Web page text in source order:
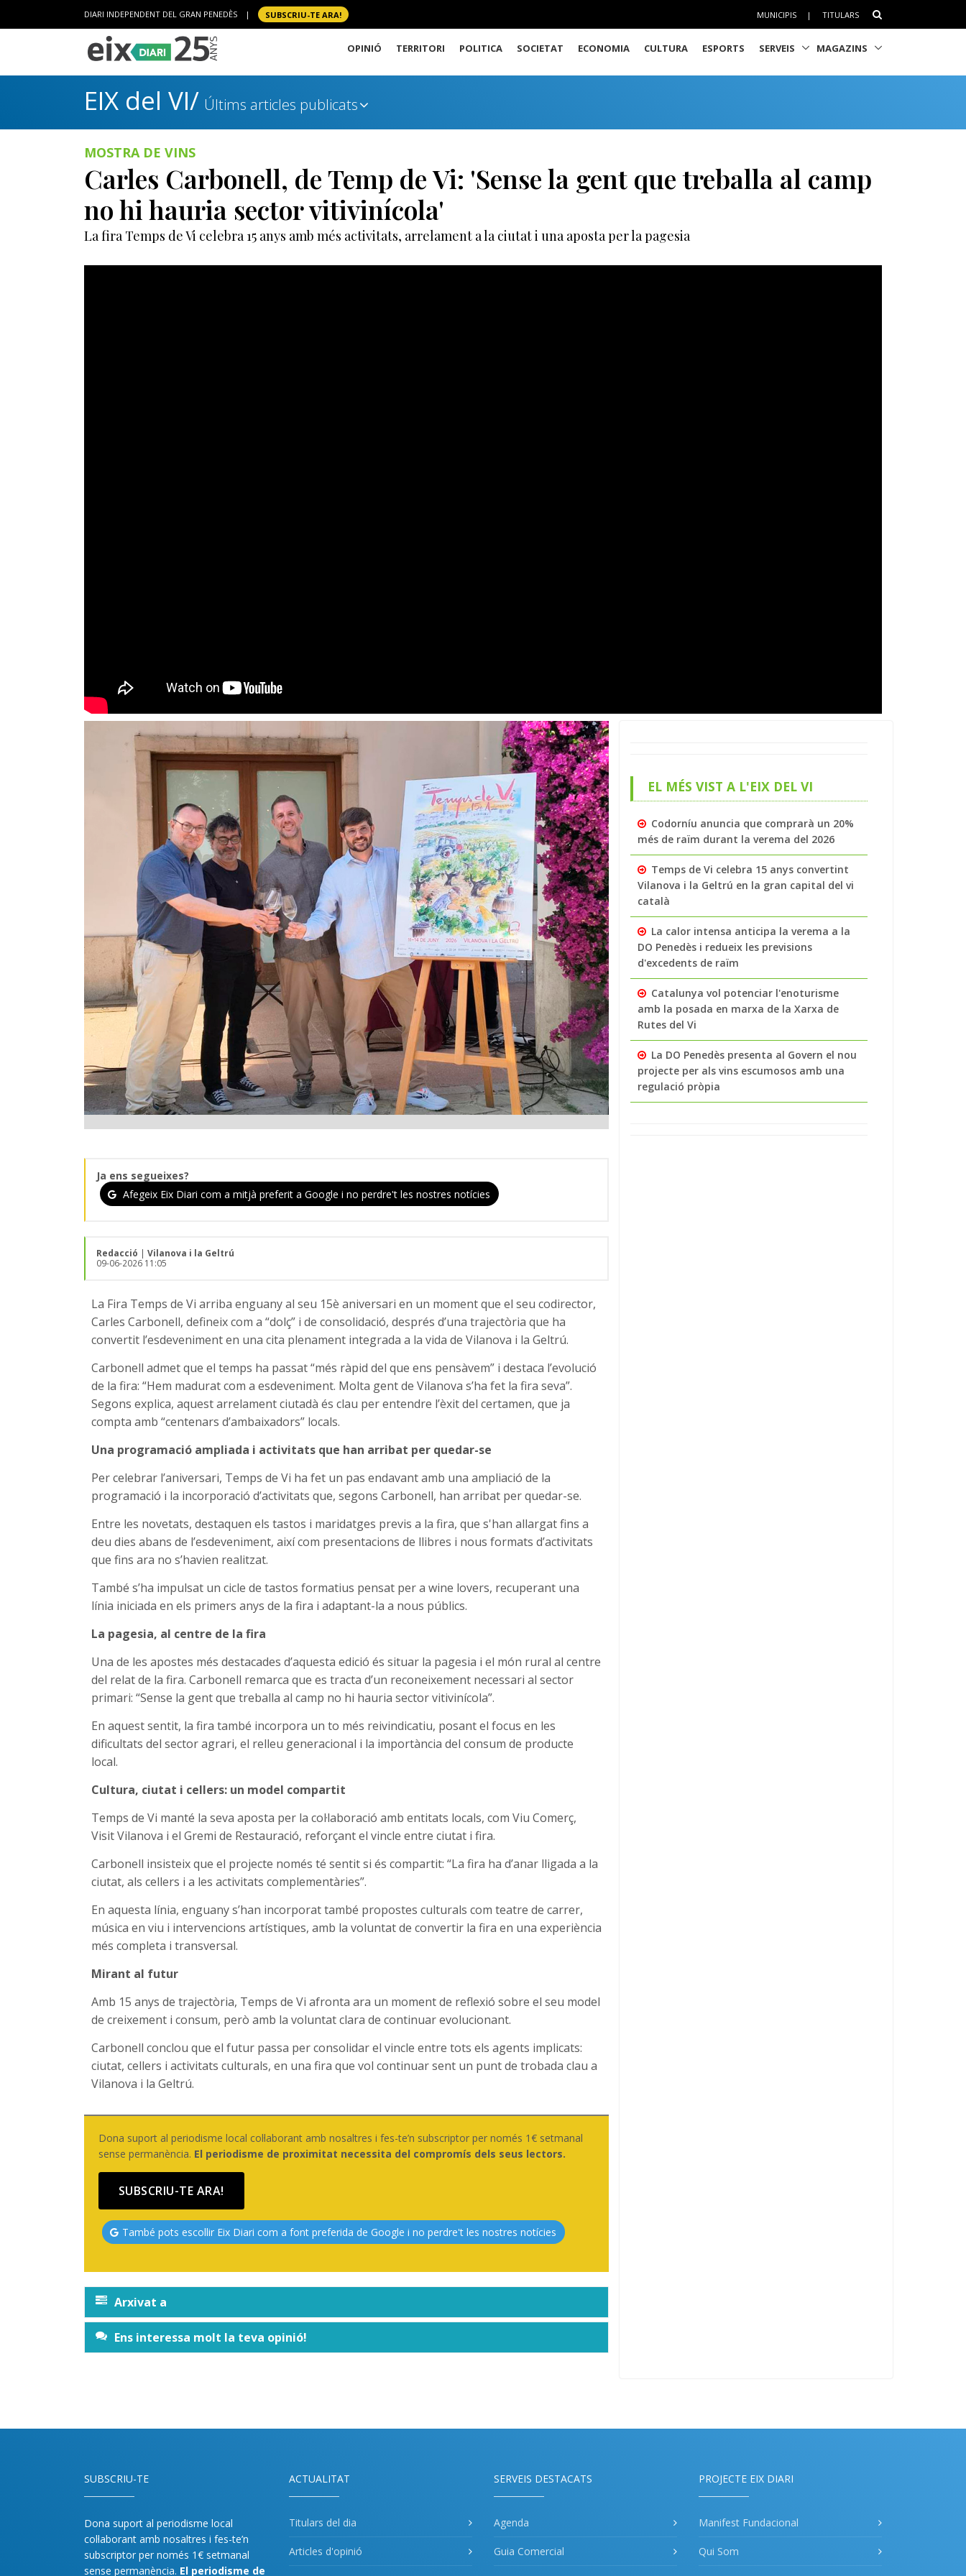
DIARI INDEPENDENT DEL GRAN PENEDÈS | SUBSCRIU-TE ARA! MUNICIPIS | TITULARS
OPINIÓ TERRITORI POLITICA SOCIETAT ECONOMIA CULTURA ESPORTS SERVEIS MAGAZINS
EIX del VI/ Últims articles publicats
MOSTRA DE VINS
Carles Carbonell, de Temp de Vi: 'Sense la gent que treballa al camp
no hi hauria sector vitivinícola'
La fira Temps de Vi celebra 15 anys amb més activitats, arrelament a la ciutat i una aposta per la pagesia
Ja ens segueixes?
Afegeix Eix Diari com a mitjà preferit a Google i no perdre't les nostres notícies
Redacció | Vilanova i la Geltrú
09-06-2026 11:05
La Fira Temps de Vi arriba enguany al seu 15è aniversari en un moment que el seu codirector,
Carles Carbonell, defineix com a “dolç” i de consolidació, després d’una trajectòria que ha
convertit l’esdeveniment en una cita plenament integrada a la vida de Vilanova i la Geltrú.
Carbonell admet que el temps ha passat “més ràpid del que ens pensàvem” i destaca l’evolució
de la fira: “Hem madurat com a esdeveniment. Molta gent de Vilanova s’ha fet la fira seva”.
Segons explica, aquest arrelament ciutadà és clau per entendre l’èxit del certamen, que ja
compta amb “centenars d’ambaixadors” locals.
Una programació ampliada i activitats que han arribat per quedar-se
Per celebrar l’aniversari, Temps de Vi ha fet un pas endavant amb una ampliació de la
programació i la incorporació d’activitats que, segons Carbonell, han arribat per quedar-se.
Entre les novetats, destaquen els tastos i maridatges previs a la fira, que s'han allargat fins a
deu dies abans de l’esdeveniment, així com presentacions de llibres i nous formats d’activitats
que fins ara no s’havien realitzat.
També s’ha impulsat un cicle de tastos formatius pensat per a wine lovers, recuperant una
línia iniciada en els primers anys de la fira i adaptant-la a nous públics.
La pagesia, al centre de la fira
Una de les apostes més destacades d’aquesta edició és situar la pagesia i el món rural al centre
del relat de la fira. Carbonell remarca que es tracta d’un reconeixement necessari al sector
primari: “Sense la gent que treballa al camp no hi hauria sector vitivinícola”.
En aquest sentit, la fira també incorpora un to més reivindicatiu, posant el focus en les
dificultats del sector agrari, el relleu generacional i la importància del consum de producte
local.
Cultura, ciutat i cellers: un model compartit
Temps de Vi manté la seva aposta per la col·laboració amb entitats locals, com Viu Comerç,
Visit Vilanova i el Gremi de Restauració, reforçant el vincle entre ciutat i fira.
Carbonell insisteix que el projecte només té sentit si és compartit: “La fira ha d’anar lligada a la
ciutat, als cellers i a les activitats complementàries”.
En aquesta línia, enguany s’han incorporat també propostes culturals com teatre de carrer,
música en viu i intervencions artístiques, amb la voluntat de convertir la fira en una experiència
més completa i transversal.
Mirant al futur
Amb 15 anys de trajectòria, Temps de Vi afronta ara un moment de reflexió sobre el seu model
de creixement i consum, però amb la voluntat clara de continuar evolucionant.
Carbonell conclou que el futur passa per consolidar el vincle entre tots els agents implicats:
ciutat, cellers i activitats culturals, en una fira que vol continuar sent un punt de trobada clau a
Vilanova i la Geltrú.
Dona suport al periodisme local col·laborant amb nosaltres i fes-te’n subscriptor per només 1€ setmanal
sense permanència. El periodisme de proximitat necessita del compromís dels seus lectors.
SUBSCRIU-TE ARA!
També pots escollir Eix Diari com a font preferida de Google i no perdre't les nostres notícies
Arxivat a
Ens interessa molt la teva opinió!
EL MÉS VIST A L'EIX DEL VI
Codorníu anuncia que comprarà un 20%
més de raïm durant la verema del 2026
Temps de Vi celebra 15 anys convertint
Vilanova i la Geltrú en la gran capital del vi
català
La calor intensa anticipa la verema a la
DO Penedès i redueix les previsions
d'excedents de raïm
Catalunya vol potenciar l'enoturisme
amb la posada en marxa de la Xarxa de
Rutes del Vi
La DO Penedès presenta al Govern el nou
projecte per als vins escumosos amb una
regulació pròpia
SUBSCRIU-TE
Dona suport al periodisme local
col·laborant amb nosaltres i fes-te’n
subscriptor per només 1€ setmanal
sense permanència. El periodisme de
ACTUALITAT
Titulars del dia
Articles d'opinió
SERVEIS DESTACATS
Agenda
Guia Comercial
PROJECTE EIX DIARI
Manifest Fundacional
Qui Som